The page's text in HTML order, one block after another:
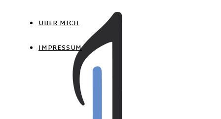
ÜBER MICH
IMPRESSUM